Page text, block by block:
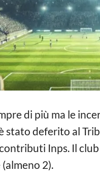
di più ma le
stato deferito al
Inps. Il
2).